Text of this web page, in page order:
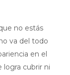
no estás
va del todo
en el
logra cubrir ni